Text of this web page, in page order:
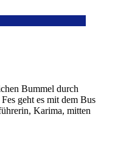
Bummel durch
geht es mit dem Bus
Karima, mitten